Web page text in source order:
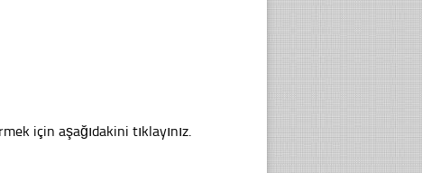
için aşağıdakini tıklayınız.